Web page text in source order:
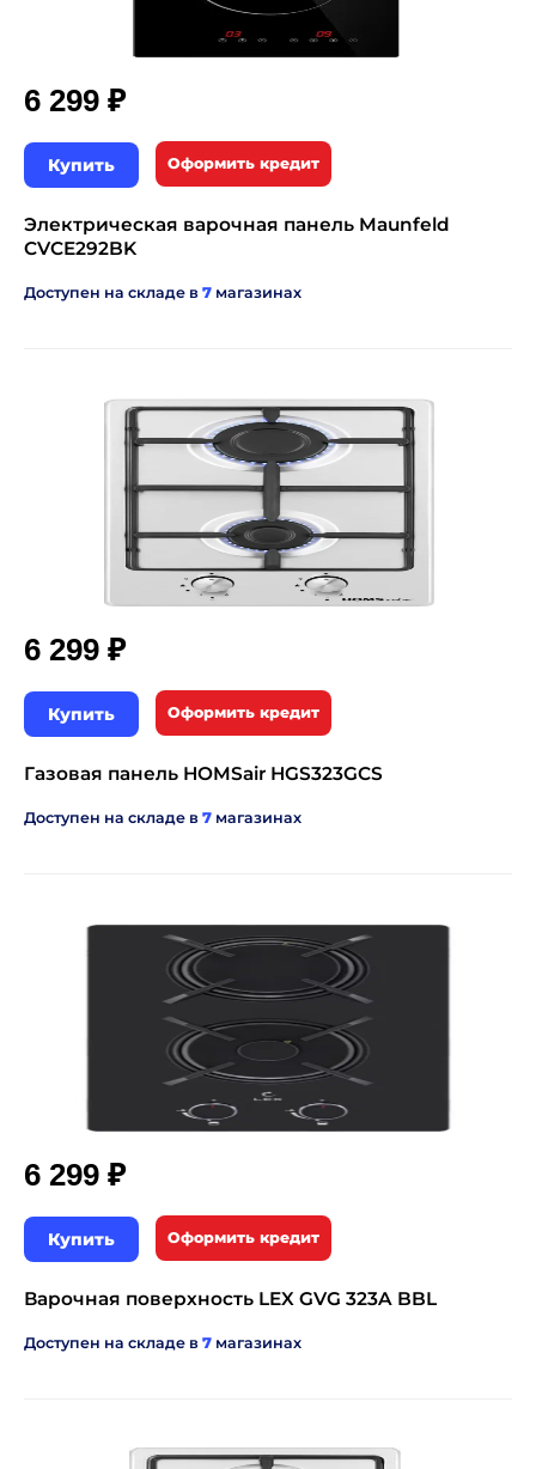
6 299 ₽
Купить Оформить кредит
Электрическая варочная панель Maunfeld
CVCE292BK
Доступен на складе в 7 магазинах
6 299 ₽
Купить Оформить кредит
Газовая панель HOMSair HGS323GCS
Доступен на складе в 7 магазинах
6 299 ₽
Купить Оформить кредит
Варочная поверхность LEX GVG 323A BBL
Доступен на складе в 7 магазинах